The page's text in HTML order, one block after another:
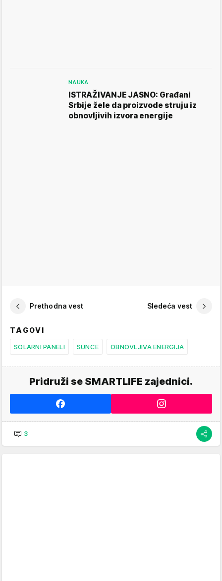
NAUKA
ISTRAŽIVANJE JASNO: Građani
Srbije žele da proizvode struju iz
obnovljivih izvora energije
Prethodna vest Sledeća vest
TAGOVI
SOLARNI PANELI SUNCE OBNOVLJIVA ENERGIJA
Pridruži se SMARTLIFE zajednici.
3